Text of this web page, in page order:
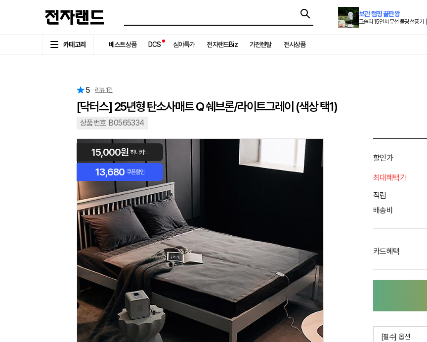
보관 캠핑 끝판왕
코슬리 15인치 무선 폴딩 선풍기
카테고리 베스트상품 DCS 심야특가 전자랜드Biz 가전렌탈 전시상품
5 리뷰 1건
[닥터스] 25년형 탄소사매트 Q 쉐브론/라이트그레이 (색상 택1)
상품번호 B0565334
15,000원 하나카드
13,680 쿠폰할인
할인가
최대혜택가
적립
배송비
카드혜택
[필수] 옵션